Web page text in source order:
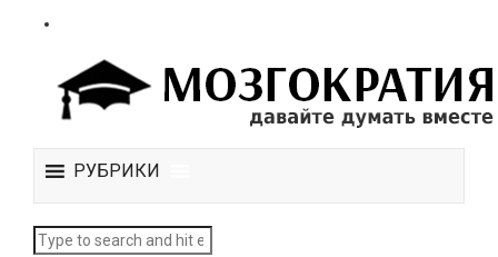
РУБРИКИ